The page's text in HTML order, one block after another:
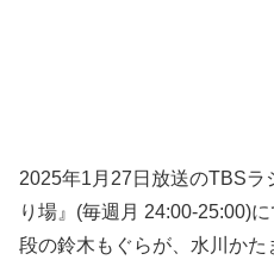
2025年1月27日放送のTBSラ
り場』(毎週月 24:00-25:00)
段の鈴木もぐらが、水川か